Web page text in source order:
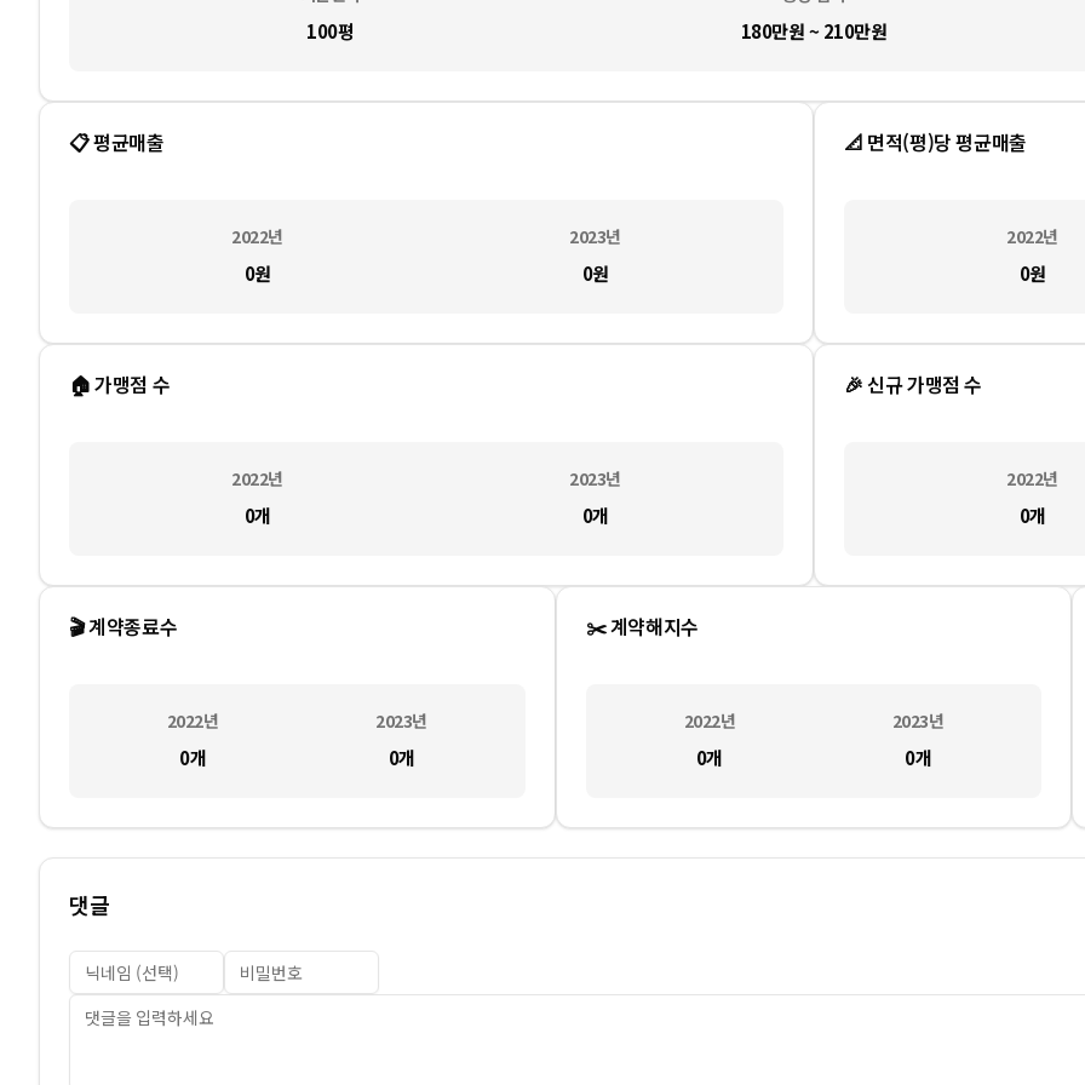
100평 180만원 ~ 210만원
📋 평균매출
2022년 2023년
0원 0원
📐 면적(평)당 평균매출
2022년
0원
🏠 가맹점 수
2022년 2023년
0개 0개
🎉 신규 가맹점 수
2022년
0개
🎬 계약종료수
2022년 2023년
0개 0개
✂️ 계약해지수
2022년 2023년
0개 0개
댓글